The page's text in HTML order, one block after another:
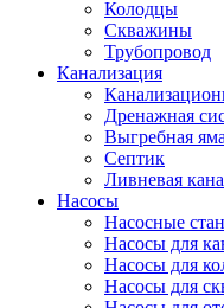
Колодцы
Скважины
Трубопровод
Канализация
Дренажная
Выгребная яма
Септик
Ливневая
Насосы
Насосные
Насосы для
Насосы для
Насосы для